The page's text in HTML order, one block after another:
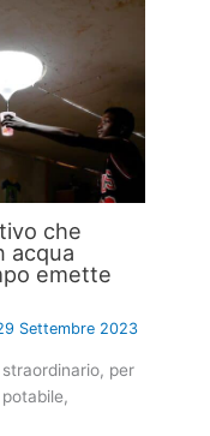
che
acqua
emette
Settembre 2023
per